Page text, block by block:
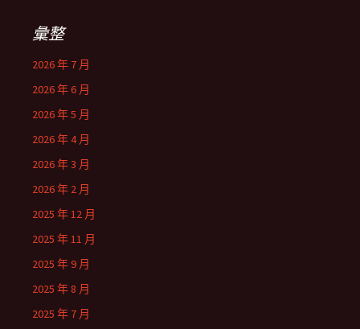
彙整
2026 年 7 月
2026 年 6 月
2026 年 5 月
2026 年 4 月
2026 年 3 月
2026 年 2 月
2025 年 12 月
2025 年 11 月
2025 年 9 月
2025 年 8 月
2025 年 7 月